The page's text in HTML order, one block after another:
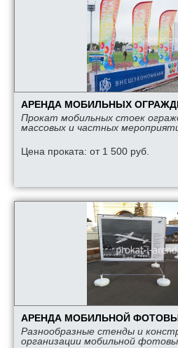
Аренда столов
АРЕНДА МОБИЛЬНЫХ
Прокат мобильных стоек
массовых и частных
Цена проката: от 1 500 руб.
АРЕНДА МОБИЛЬНОЙ
Разнообразные стенды и
организации мобильной